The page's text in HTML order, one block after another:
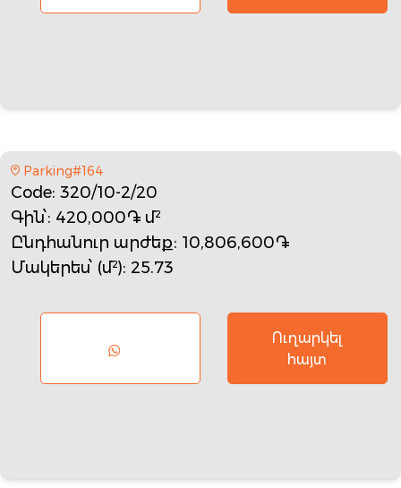
Parking#164
Code: 320/10-2/20
Գին՝: 420,000֏ մ²
Ընդհանուր արժեք: 10,806,600֏
Մակերես՝ (մ²): 25.73
Ուղարկել
հայտ